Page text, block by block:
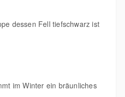
dessen Fell tiefschwarz ist
im Winter ein bräunliches